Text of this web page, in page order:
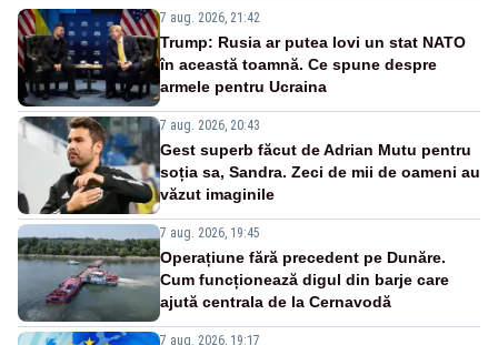
7 aug. 2026, 21:42
Trump: Rusia ar putea lovi un stat NATO
în această toamnă. Ce spune despre
armele pentru Ucraina
7 aug. 2026, 20:43
Gest superb făcut de Adrian Mutu pentru
soția sa, Sandra. Zeci de mii de oameni au
văzut imaginile
7 aug. 2026, 19:45
Operațiune fără precedent pe Dunăre.
Cum funcționează digul din barje care
ajută centrala de la Cernavodă
7 aug. 2026, 19:17